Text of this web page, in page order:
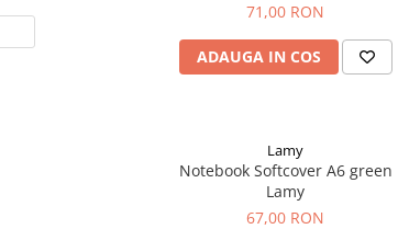
71,00 RON
ADAUGA IN COS
Lamy
Notebook Softcover A6 green
Lamy
67,00 RON